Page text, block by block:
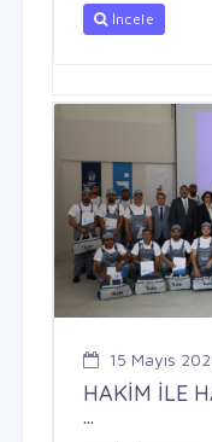
İncele
15 Mayıs
HAKİM İLE
...